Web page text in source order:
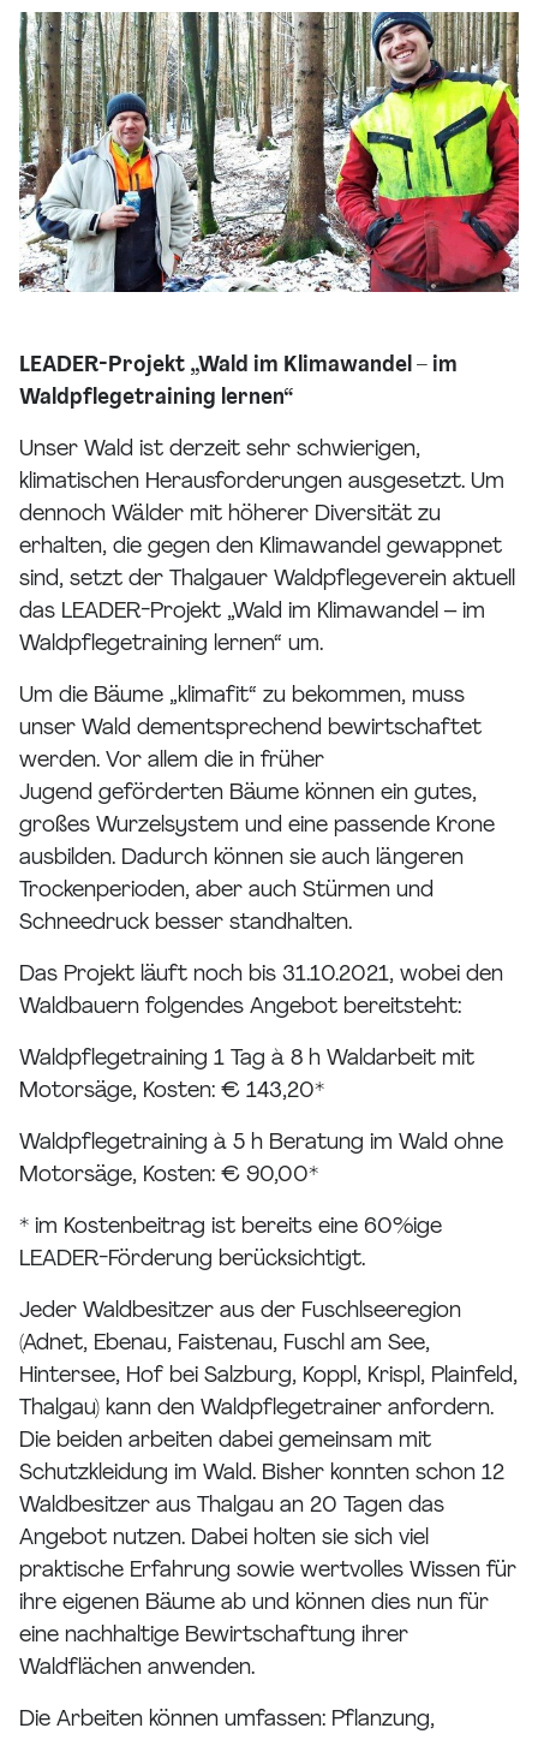
LEADER-Projekt „Wald im Klimawandel – im
Waldpflegetraining lernen“
Unser Wald ist derzeit sehr schwierigen,
klimatischen Herausforderungen ausgesetzt. Um
dennoch Wälder mit höherer Diversität zu
erhalten, die gegen den Klimawandel gewappnet
sind, setzt der Thalgauer Waldpflegeverein aktuell
das LEADER-Projekt „Wald im Klimawandel – im
Waldpflegetraining lernen“ um.
Um die Bäume „klimafit“ zu bekommen, muss
unser Wald dementsprechend bewirtschaftet
werden. Vor allem die in früher
Jugend geförderten Bäume können ein gutes,
großes Wurzelsystem und eine passende Krone
ausbilden. Dadurch können sie auch längeren
Trockenperioden, aber auch Stürmen und
Schneedruck besser standhalten.
Das Projekt läuft noch bis 31.10.2021, wobei den
Waldbauern folgendes Angebot bereitsteht:
Waldpflegetraining 1 Tag à 8 h Waldarbeit mit
Motorsäge, Kosten: € 143,20*
Waldpflegetraining à 5 h Beratung im Wald ohne
Motorsäge, Kosten: € 90,00*
* im Kostenbeitrag ist bereits eine 60%ige
LEADER-Förderung berücksichtigt.
Jeder Waldbesitzer aus der Fuschlseeregion
(Adnet, Ebenau, Faistenau, Fuschl am See,
Hintersee, Hof bei Salzburg, Koppl, Krispl, Plainfeld,
Thalgau) kann den Waldpflegetrainer anfordern.
Die beiden arbeiten dabei gemeinsam mit
Schutzkleidung im Wald. Bisher konnten schon 12
Waldbesitzer aus Thalgau an 20 Tagen das
Angebot nutzen. Dabei holten sie sich viel
praktische Erfahrung sowie wertvolles Wissen für
ihre eigenen Bäume ab und können dies nun für
eine nachhaltige Bewirtschaftung ihrer
Waldflächen anwenden.
Die Arbeiten können umfassen: Pflanzung,